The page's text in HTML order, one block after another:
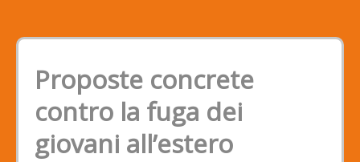
Proposte concrete
contro la fuga dei
giovani all’estero